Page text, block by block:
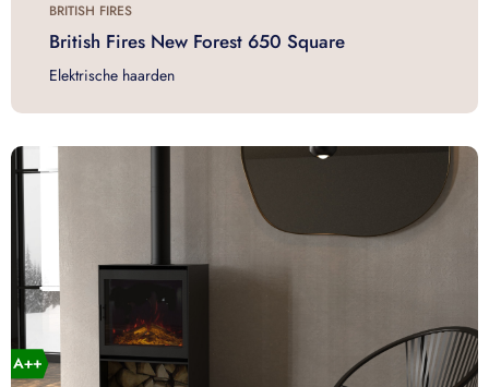
BRITISH FIRES
British Fires New Forest 650 Square
Elektrische haarden